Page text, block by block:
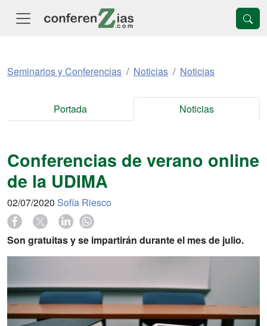
Seminarios y Conferencias Noticias Noticias
Portada Noticias
Conferencias de verano online
de la UDIMA
02/07/2020 Sofía Riesco
Son gratuitas y se impartirán durante el mes de julio.